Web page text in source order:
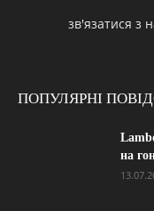
зв'язатися з
ПОПУЛЯРНІ
на